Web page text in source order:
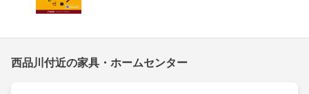
西品川付近の家具・ホームセンター